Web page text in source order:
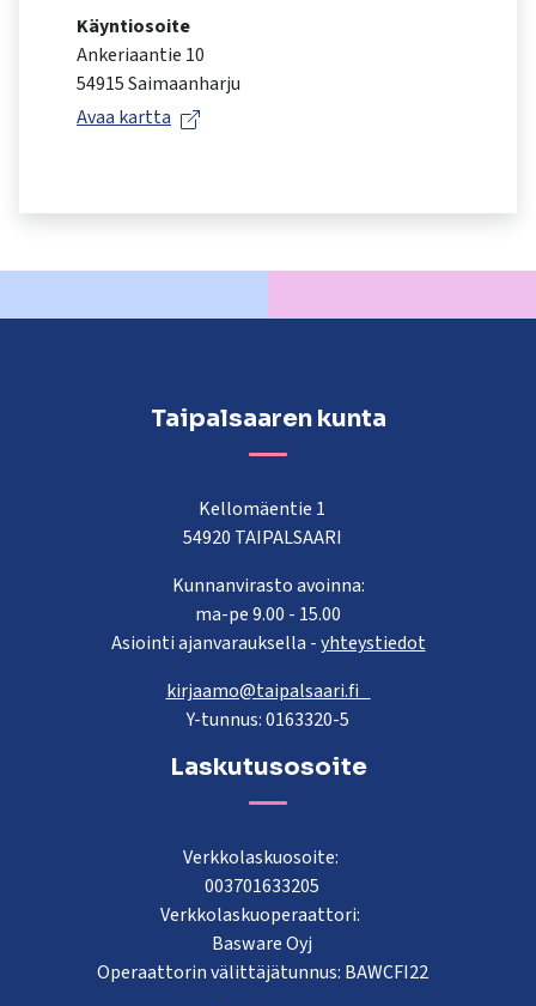
pyyhkäisyliikkeitä.
Käyntiosoite
Ankeriaantie 10
54915 Saimaanharju
Avaa kartta
Taipalsaaren kunta
Kellomäentie 1
54920 TAIPALSAARI
Kunnanvirasto avoinna:
ma-pe 9.00 - 15.00
Asiointi ajanvarauksella -yhteystiedot
kirjaamo@taipalsaari.fi
Y-tunnus: 0163320-5
Laskutusosoite
Verkkolaskuosoite:
003701633205
Verkkolaskuoperaattori:
Basware Oyj
Operaattorin välittäjätunnus: BAWCFI22